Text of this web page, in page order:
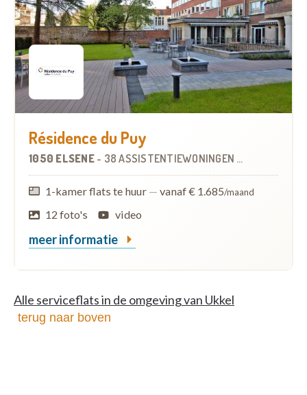
Résidence du Puy
1050 ELSENE - 38 ASSISTENTIEWONINGEN OP
1-kamer flats te huur — vanaf € 1.685/maand
12 foto's video
meer informatie
Alle serviceflats in de omgeving van Ukkel
terug naar boven